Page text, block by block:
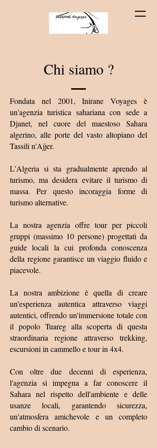
Chi siamo ?
Fondata nel 2001, Inirane Voyages è
un'agenzia turistica sahariana con sede a
Djanet, nel cuore del maestoso Sahara
algerino, alle porte del vasto altopiano del
Tassili n'Ajjer.
L'Algeria si sta gradualmente aprendo al
turismo, ma desidera evitare il turismo di
massa. Per questo incoraggia forme di
turismo alternative.
La nostra agenzia offre tour per piccoli
gruppi (massimo 10 persone) progettati da
guide locali la cui profonda conoscenza
della regione garantisce un viaggio fluido e
piacevole.
La nostra ambizione è quella di creare
un'esperienza autentica attraverso viaggi
autentici, offrendo un'immersione totale con
il popolo Tuareg alla scoperta di questa
straordinaria regione attraverso trekking,
escursioni in cammello e tour in 4x4.
Con oltre due decenni di esperienza,
l'agenzia si impegna a far conoscere il
Sahara nel rispetto dell'ambiente e delle
usanze locali, garantendo sicurezza,
un'atmosfera amichevole e un completo
cambio di scenario.